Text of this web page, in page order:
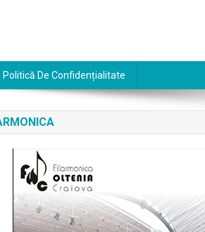
Politică De Confidențialitate